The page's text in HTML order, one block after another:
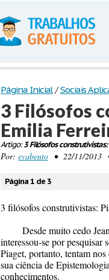
Página Inicial / Sociais
3 Filósofos
Emilia
Artigo:3 Filósofos
Por: evabento • 22/11/2013
Página 1 de 3
3 filósofos construtivistas:
Desde muito cedo
interessou-se por pesquisar
Piaget, portanto, tentam
sua ciência de
conhecimentos.